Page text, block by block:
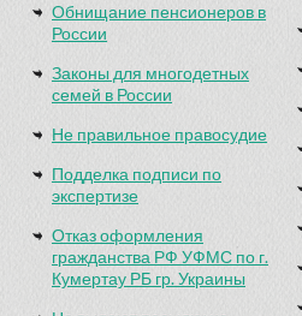
Обнищание пенсионеров в
России
Законы для многодетных
семей в России
Не правильное правосудие
Подделка подписи по
экспертизе
Отказ оформления
гражданства РФ УФМС по г.
Кумертау РБ гр. Украины